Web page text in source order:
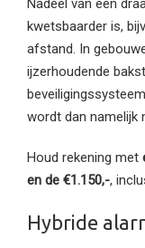
kwetsbaarder is,
afstand. In
ijzerhoudende
wordt dan namelijk
Houd rekening met
en de €1.150,-,
Hybride